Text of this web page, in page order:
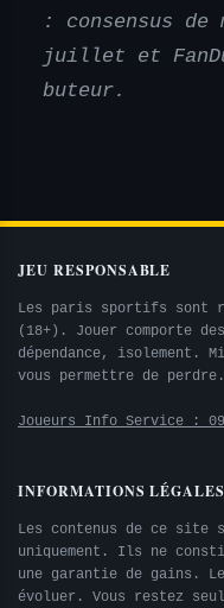
: consensus de
juillet et
buteur.
JEU RESPONSABLE
Les paris sportifs sont
(18+). Jouer comporte
dépendance, isolement.
vous permettre de perdre.
Joueurs Info Service :
INFORMATIONS LÉGALES
Les contenus de ce
uniquement. Ils ne
une garantie de gains.
évoluer. Vous restez